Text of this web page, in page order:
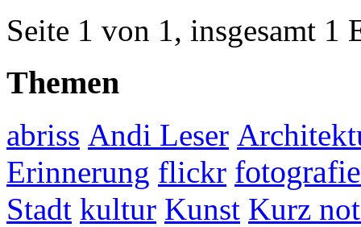
Seite 1 von 1, insgesamt 1
Themen
abriss Andi Leser
Erinnerung flickr fotografie
Stadt kultur Kunst Kurz